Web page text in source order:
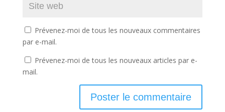
Prévenez-moi de tous les nouveaux commentaires
par e-mail.
Prévenez-moi de tous les nouveaux articles par e-
mail.